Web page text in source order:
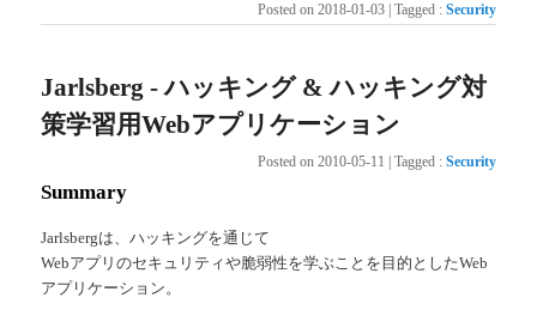
Posted on 2018-01-03 Tagged : Security
Jarlsberg - ハッキング & ハッキング対
策学習用Webアプリケーション
Posted on 2010-05-11 | Tagged : Security
Summary
Jarlsbergは、ハッキングを通じて
Webアプリのセキュリティや脆弱性を学ぶことを目的としたWeb
アプリケーション。